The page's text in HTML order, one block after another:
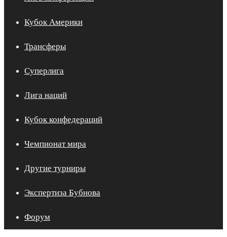
Кубок Америки
Трансферы
Суперлига
Лига наций
Кубок конфедераций
Чемпионат мира
Другие турниры
Экспертиза Бубнова
Форум